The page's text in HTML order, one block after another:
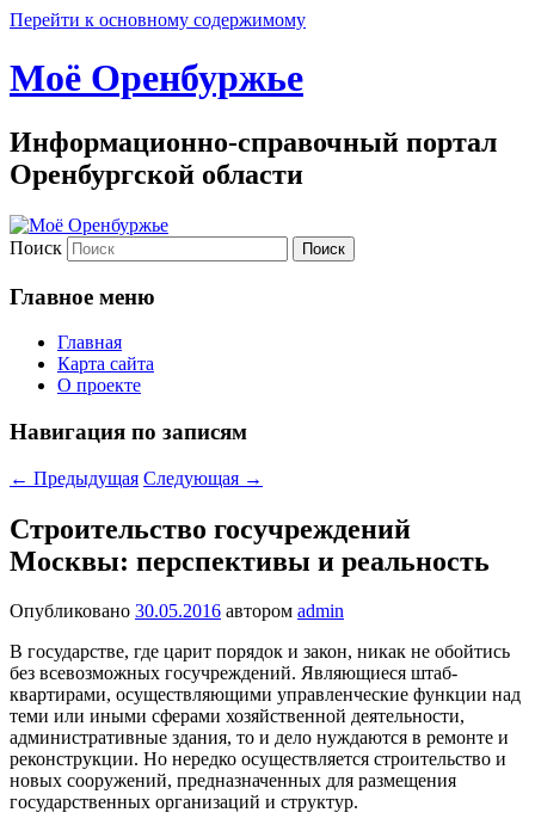
Перейти к основному содержимому
Моё Оренбуржье
Информационно-справочный портал
Оренбургской области
Поиск
Главное меню
Главная
Карта сайта
О проекте
Навигация по записям
← Предыдущая Следующая →
Строительство госучреждений
Москвы: перспективы и реальность
Опубликовано 30.05.2016 автором admin
В государстве, где царит порядок и закон, никак не обойтись
без всевозможных госучреждений. Являющиеся штаб-
квартирами, осуществляющими управленческие функции над
теми или иными сферами хозяйственной деятельности,
административные здания, то и дело нуждаются в ремонте и
реконструкции. Но нередко осуществляется строительство и
новых сооружений, предназначенных для размещения
государственных организаций и структур.